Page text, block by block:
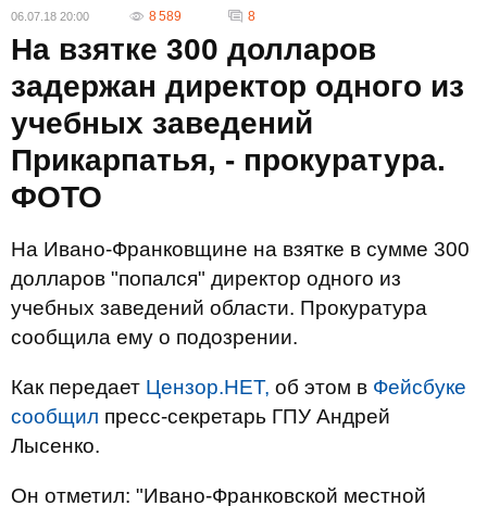
06.07.18 20:00 8 589 8
На взятке 300 долларов
задержан директор одного из
учебных заведений
Прикарпатья, - прокуратура.
ФОТО
На Ивано-Франковщине на взятке в сумме 300
долларов "попался" директор одного из
учебных заведений области. Прокуратура
сообщила ему о подозрении.
Как передает Цензор.НЕТ, об этом в Фейсбуке
сообщил пресс-секретарь ГПУ Андрей
Лысенко.
Он отметил: "Ивано-Франковской местной